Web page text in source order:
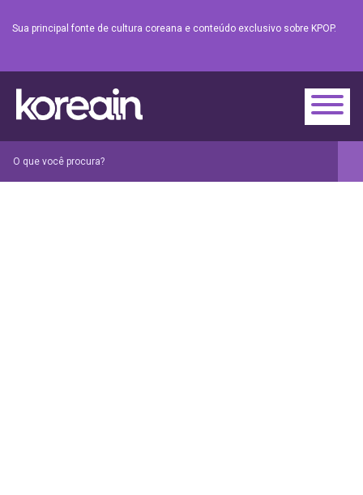
Sua principal fonte de cultura coreana e conteúdo exclusivo sobre KPOP.